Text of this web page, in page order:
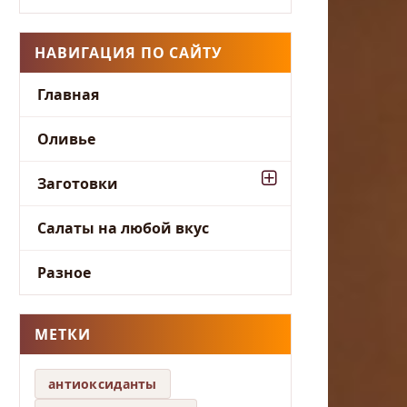
НАВИГАЦИЯ ПО САЙТУ
Главная
Оливье
Заготовки
Салаты на любой вкус
Разное
МЕТКИ
антиоксиданты